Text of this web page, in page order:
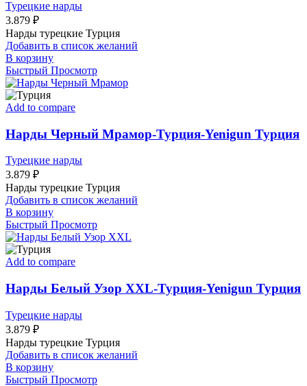
Турецкие нарды
3.879 ₽
Нарды турецкие Турция
Добавить в список желаний
В корзину
Быстрый Просмотр
Add to compare
Нарды Черный Мрамор-Турция-Yenigun Турция
Турецкие нарды
3.879 ₽
Нарды турецкие Турция
Добавить в список желаний
В корзину
Быстрый Просмотр
Add to compare
Нарды Белый Узор XXL-Турция-Yenigun Турция
Турецкие нарды
3.879 ₽
Нарды турецкие Турция
Добавить в список желаний
В корзину
Быстрый Просмотр